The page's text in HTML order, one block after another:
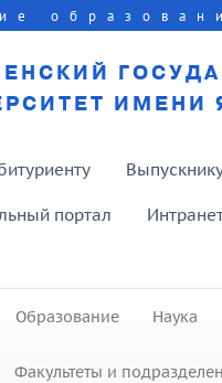
ИМЕНИ
портал
Образование Наука
Факультеты и